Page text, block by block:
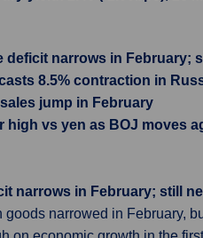
deficit narrows in February;
8.5% contraction in
jump in February
high vs yen as BOJ moves
narrows in February; still
narrowed in February,